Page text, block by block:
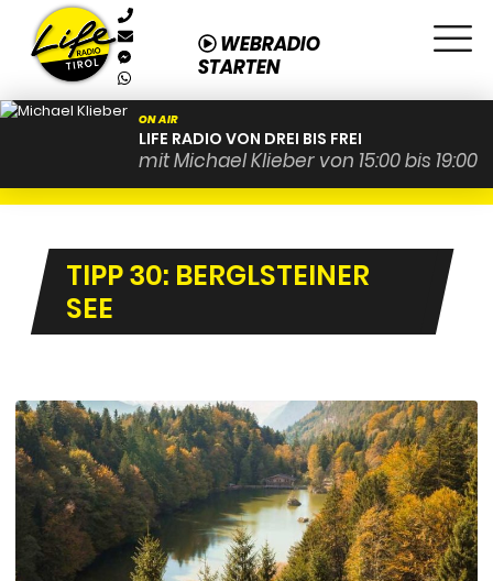
WEBRADIO
STARTEN
ON AIR
LIFE RADIO VON DREI BIS FREI
mit Michael Klieber von 15:00 bis 19:00
TIPP 30: BERGLSTEINER
SEE